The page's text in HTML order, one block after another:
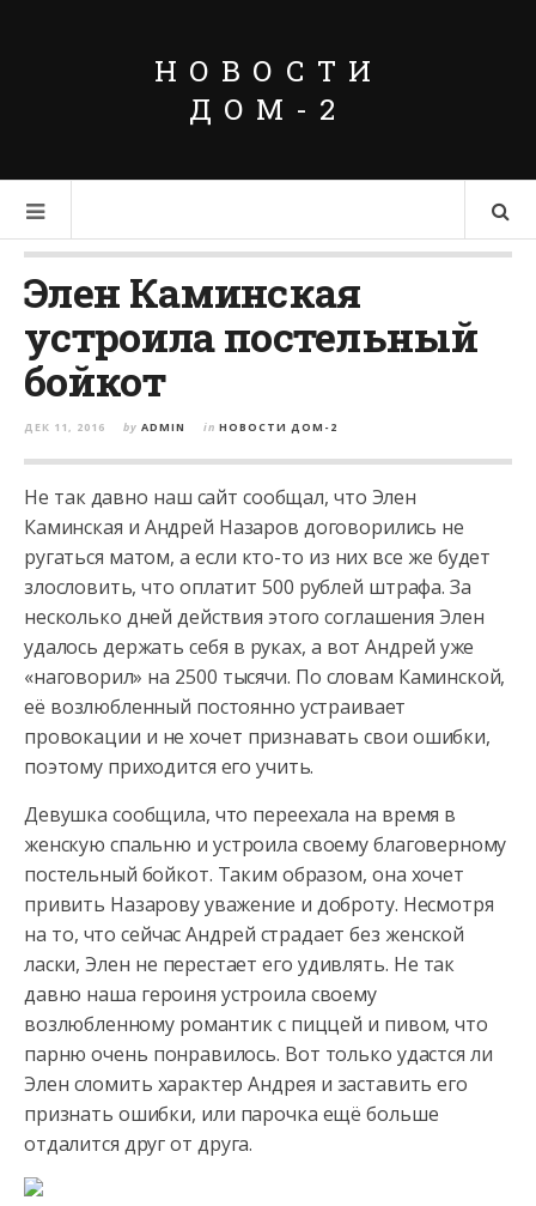
НОВОСТИ
ДОМ-2
Элен Каминская
устроила постельный
бойкот
ДЕК 11, 2016 by ADMIN in НОВОСТИ ДОМ-2
Не так давно наш сайт сообщал, что Элен
Каминская и Андрей Назаров договорились не
ругаться матом, а если кто-то из них все же будет
злословить, что оплатит 500 рублей штрафа. За
несколько дней действия этого соглашения Элен
удалось держать себя в руках, а вот Андрей уже
«наговорил» на 2500 тысячи. По словам Каминской,
её возлюбленный постоянно устраивает
провокации и не хочет признавать свои ошибки,
поэтому приходится его учить.
Девушка сообщила, что переехала на время в
женскую спальню и устроила своему благоверному
постельный бойкот. Таким образом, она хочет
привить Назарову уважение и доброту. Несмотря
на то, что сейчас Андрей страдает без женской
ласки, Элен не перестает его удивлять. Не так
давно наша героиня устроила своему
возлюбленному романтик с пиццей и пивом, что
парню очень понравилось. Вот только удастся ли
Элен сломить характер Андрея и заставить его
признать ошибки, или парочка ещё больше
отдалится друг от друга.